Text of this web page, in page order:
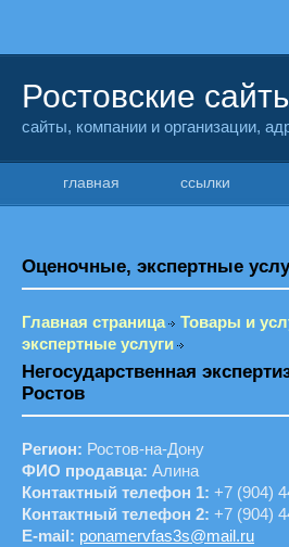
Ростовские
сайты, компании и организации,
главная ссылки
Оценочные, экспертные
Главная страница Товары и
экспертные услуги
Негосударственная
Ростов
Регион: Ростов-на-Дону
ФИО продавца: Алина
Контактный телефон 1: +7 (904)
Контактный телефон 2: +7 (904)
E-mail: ponamervfas3s@mail.ru